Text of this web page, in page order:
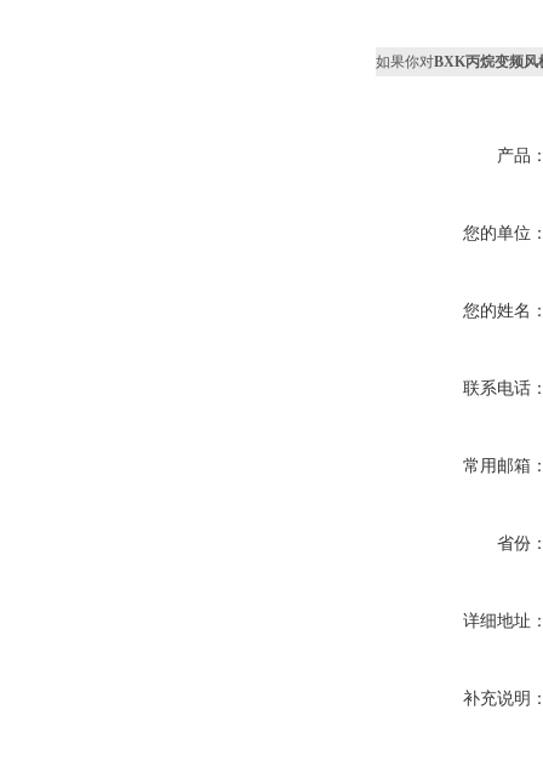
如果你对BXK丙烷变频风
产品
您的单位
您的姓名
联系电话
常用邮箱
省份
详细地址
补充说明